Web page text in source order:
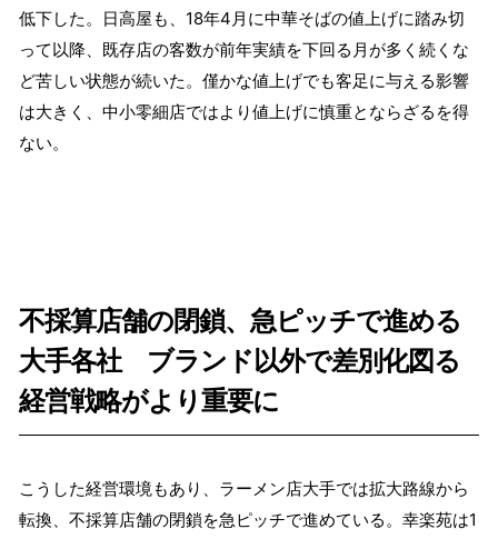
低下した。日高屋も、18年4月に中華そばの値上げに踏み切
って以降、既存店の客数が前年実績を下回る月が多く続くな
ど苦しい状態が続いた。僅かな値上げでも客足に与える影響
は大きく、中小零細店ではより値上げに慎重とならざるを得
ない。
不採算店舗の閉鎖、急ピッチで進める
大手各社 ブランド以外で差別化図る
経営戦略がより重要に
こうした経営環境もあり、ラーメン店大手では拡大路線から
転換、不採算店舗の閉鎖を急ピッチで進めている。幸楽苑は1